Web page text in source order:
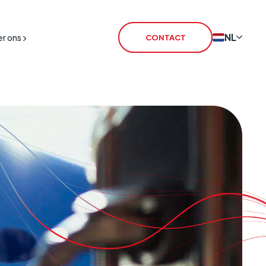
Routers
Satellite
Broadband
ons CONTACT NL